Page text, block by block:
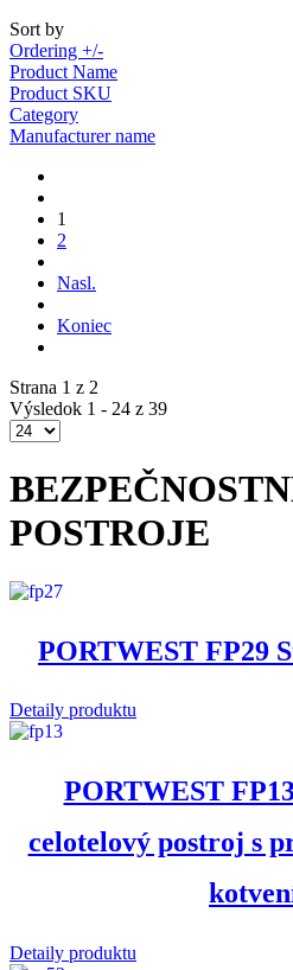
Sort by
Ordering +/-
Product Name
Product SKU
Category
Manufacturer name
1
2
Nasl.
Koniec
Strana 1 z 2
Výsledok 1 - 24 z 39
POSTROJE
PORTWEST FP29
Detaily produktu
PORTWEST
celotelový postroj s
Detaily produktu